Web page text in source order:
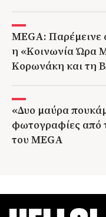
MEGA:
η «Κοινωνία Ώρα
Κορωνάκη και τη
«Δυο μαύρα
φωτογραφίες από
του MEGA